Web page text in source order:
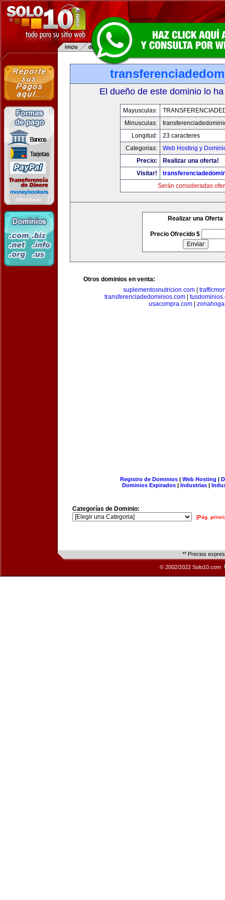
El dueño de este dominio lo
Mayusculas:
Minusculas:
Longitud:
23 caracteres
Categorias:
Web Hosting y
Precio:
Realizar una oferta!
Visitar!
Serán consideradas
Realizar una Oferta
Precio Ofrecido $
Otros dominios en venta:
suplementosnutricion.com|
transferenciadedominios.com|
usacompra.com
Registro de Dominios| Web Hosting |
Dominios Expirados | Industrias |
Categorías de Dominio:
[Pág.
** Precios
© 2002/2022 Solo10.com